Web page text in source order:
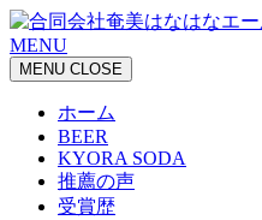
MENU
MENU CLOSE
ホーム
BEER
KYORA SODA
推薦の声
受賞歴